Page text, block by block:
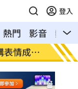
登入
熱門 影音
熱搜
雙引擎 混兄